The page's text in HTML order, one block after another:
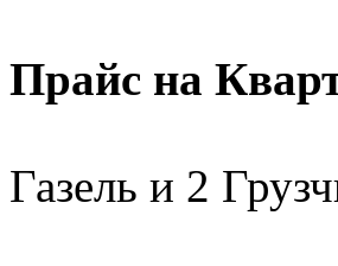
Прайс на
Газель и 2